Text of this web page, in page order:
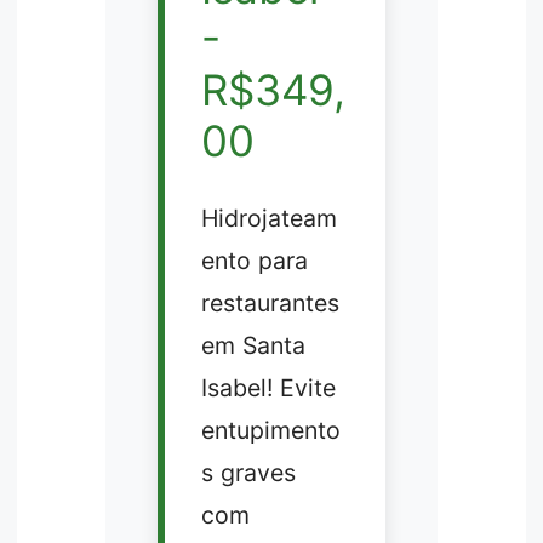
-
R$349,
00
Hidrojateam
ento para
restaurantes
em Santa
Isabel! Evite
entupimento
s graves
com